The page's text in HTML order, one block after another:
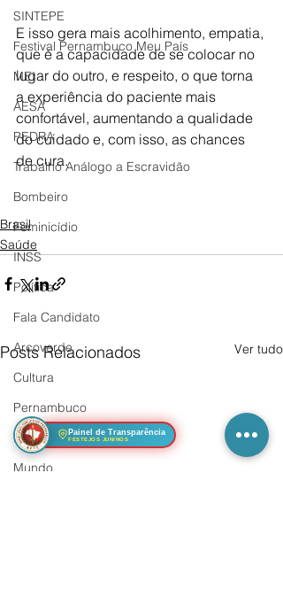
SINTEPE
Festival Pernambuco Meu País
MEI
AESA
PEDRA
Trabalho Análogo a Escravidão
Bombeiro
Feminicídio
INSS
Política
Fala Candidato
Arcoverde
Cultura
Pernambuco
Brasil
Mundo
E isso gera mais acolhimento, empatia,
que é a capacidade de se colocar no
lugar do outro, e respeito, o que torna
a experiência do paciente mais
confortável, aumentando a qualidade
do cuidado e, com isso, as chances
de cura.
Brasil
Saúde
Posts Relacionados Ver tudo
Painel de Transparência
FESTEJOS JUNINOS